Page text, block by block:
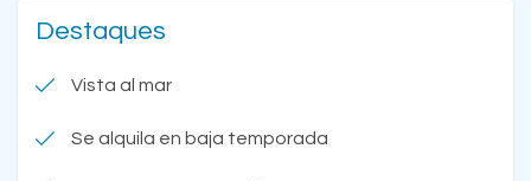
Destaques
Vista al mar
Se alquila en baja temporada